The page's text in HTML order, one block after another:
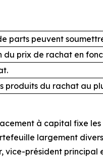
parts peuvent
du prix de rachat en
produits du rachat au
à capital fixe
largement
vice-président